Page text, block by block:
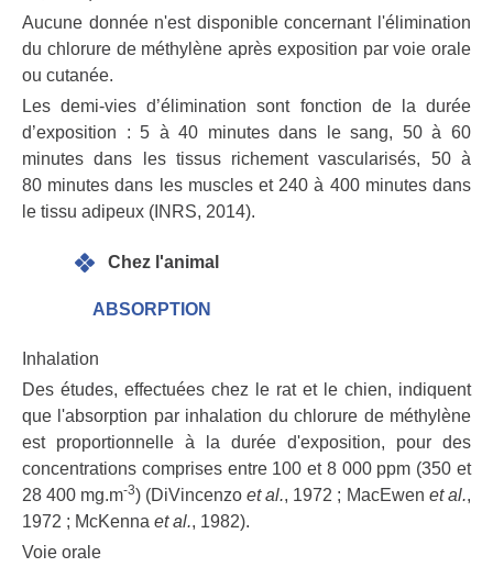
Aucune donnée n'est disponible concernant l'élimination
du chlorure de méthylène après exposition par voie orale
ou cutanée.
Les demi-vies d’élimination sont fonction de la durée
d’exposition : 5 à 40 minutes dans le sang, 50 à 60
minutes dans les tissus richement vascularisés, 50 à
80 minutes dans les muscles et 240 à 400 minutes dans
le tissu adipeux (INRS, 2014).
Chez l'animal
ABSORPTION
Inhalation
Des études, effectuées chez le rat et le chien, indiquent
que l'absorption par inhalation du chlorure de méthylène
est proportionnelle à la durée d'exposition, pour des
concentrations comprises entre 100 et 8 000 ppm (350 et
28 400 mg.m-3) (DiVincenzoet al., 1972 ; MacEwen et al.,
1972 ; McKenna et al., 1982).
Voie orale